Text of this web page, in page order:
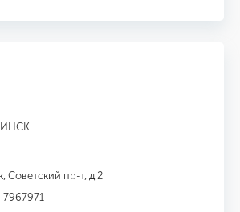
Советский пр-т, д.2
7967971